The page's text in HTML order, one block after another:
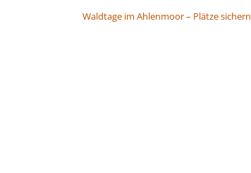
Waldtage im Ahlenmoor – Plätze sichern